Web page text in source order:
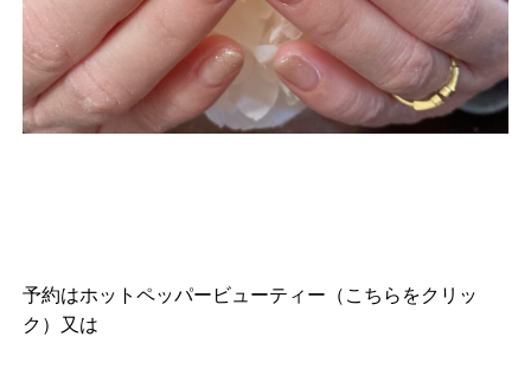
予約はホットペッパービューティー（こちらをクリッ
ク）
又は